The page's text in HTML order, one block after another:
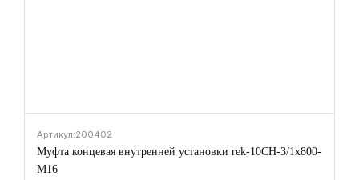
Артикул:200402
Муфта концевая внутренней установки rek-10CH-3/1х800-
M16